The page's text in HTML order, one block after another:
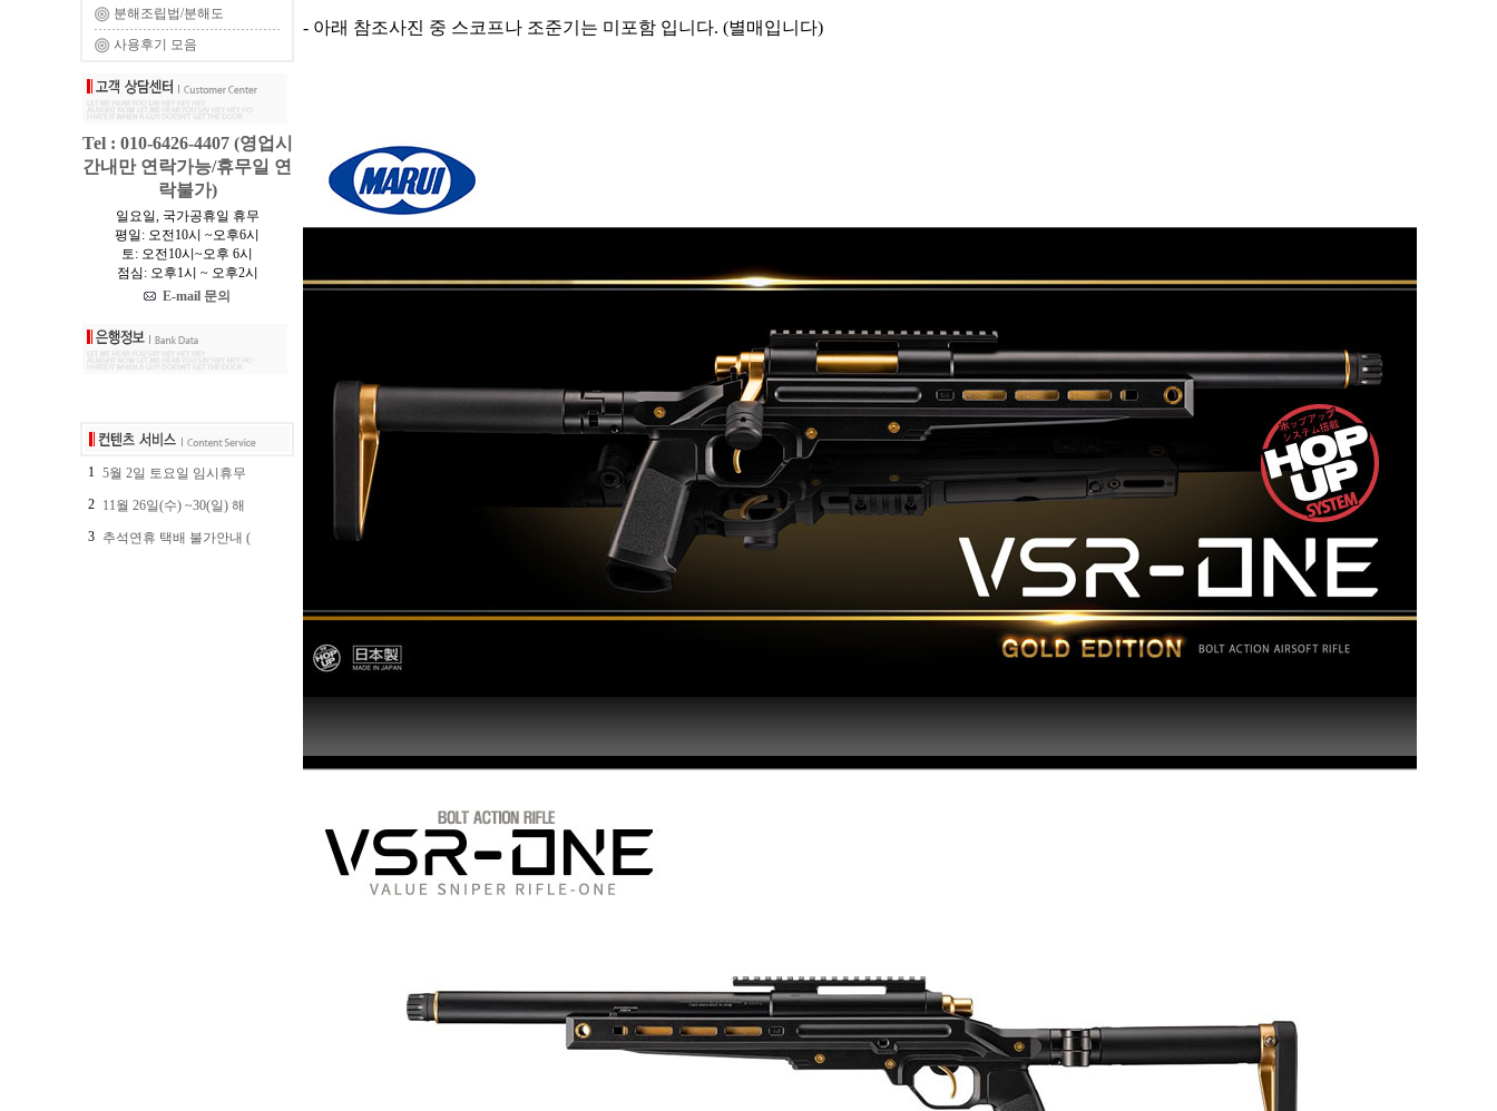
분해조립법/분해도
사용후기 모음
Tel : 010-6426-4407 (영업시
간내만 연락가능/휴무일 연
락불가)
일요일, 국가공휴일 휴무
평일: 오전10시 ~오후6시
토: 오전10시~오후 6시
점심: 오후1시 ~ 오후2시
E-mail 문의
1 5월 2일 토요일 임시휴무
2 11월 26일(수) ~30(일) 해
3 추석연휴 택배 불가안내 (
- 아래 참조사진 중 스코프나 조준기는 미포함 입니다. (별매입니다)